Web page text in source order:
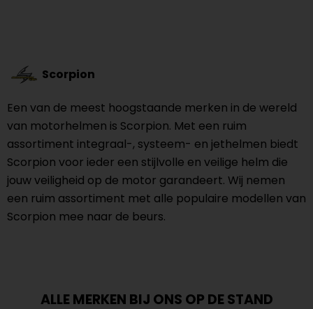
Scorpion
Een van de meest hoogstaande merken in de wereld
van motorhelmen is Scorpion. Met een ruim
assortiment integraal-, systeem- en jethelmen biedt
Scorpion voor ieder een stijlvolle en veilige helm die
jouw veiligheid op de motor garandeert. Wij nemen
een ruim assortiment met alle populaire modellen van
Scorpion mee naar de beurs.
ALLE MERKEN BIJ ONS OP DE STAND